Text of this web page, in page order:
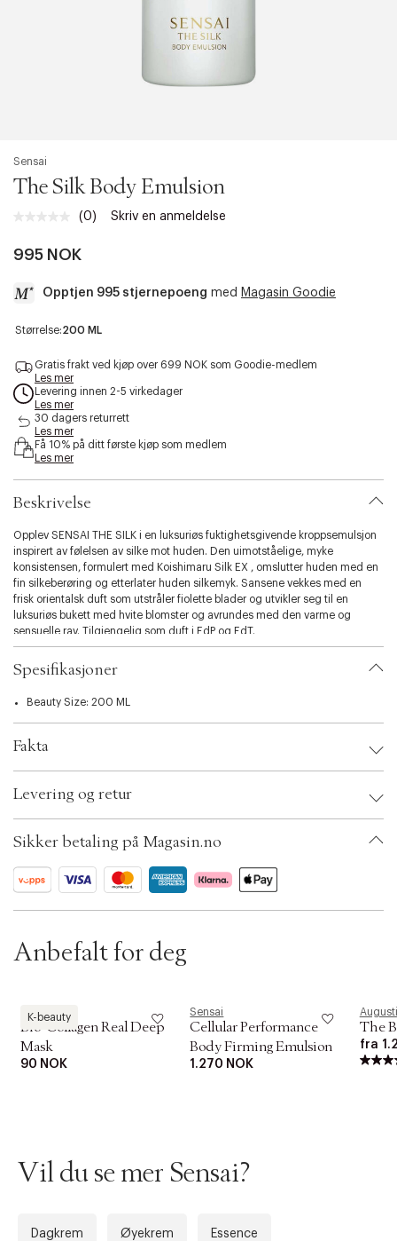
Sensai
The Silk Body Emulsion
Ingen
Samme
(0) Skriv en anmeldelse
995 NOK
Opptjen 995 stjernepoeng med Magasin Goodie
a
c
s
b
i
t
.
v
a
r
i
a
t
i
o
.
l
t
n
Størrelse:200 ML
Gratis frakt ved kjøp over 699 NOK som Goodie-medlem
Les mer
Levering innen 2-5 virkedager
Les mer
30 dagers returrett
Les mer
Få 10% på ditt første kjøp som medlem
Les mer
Beskrivelse
Opplev SENSAI THE SILK i en luksuriøs fuktighetsgivende kroppsemulsjon
inspirert av følelsen av silke mot huden. Den uimotståelige, myke
konsistensen, formulert med Koishimaru Silk EX , omslutter huden med en
fin silkeberøring og etterlater huden silkemyk. Sansene vekkes med en
frisk orientalsk duft som utstråler fiolette blader og utvikler seg til en
luksuriøs bukett med hvite blomster og avrundes med den varme og
sensuelle rav. Tilgjengelig som duft i EdP og EdT.
Spesifikasjoner
Beauty Size: 200 ML
Fakta
EAN: 4973167186848
ID: ACAI42-0008
Levering og retur
Sikker betaling på Magasin.no
Anbefalt for deg
K-beauty
Biodance
Bio-Collagen Real Deep
Mask
90 NOK
Sensai
Cellular Performance
Body Firming Emulsion
1.270 NOK
The
fra
Vil du se mer Sensai?
Dagkrem Øyekrem Essence